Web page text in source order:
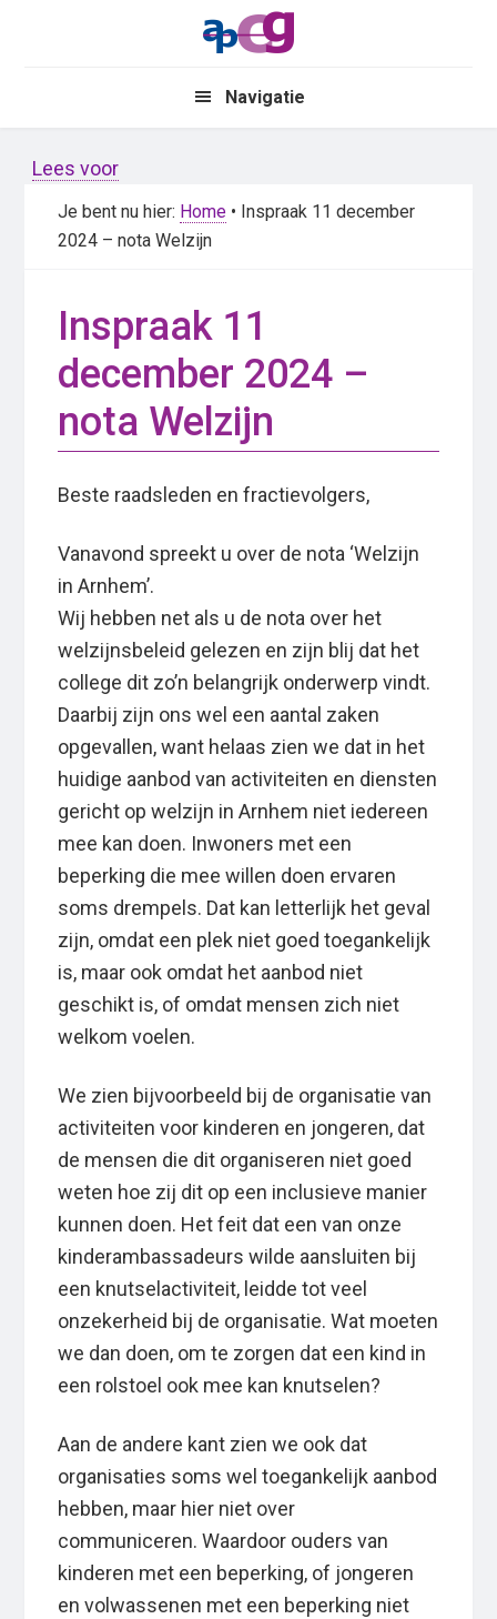
Navigatie
Lees voor
Je bent nu hier: Home • Inspraak 11 december
2024 – nota Welzijn
Inspraak 11
december 2024 –
nota Welzijn
Beste raadsleden en fractievolgers,
Vanavond spreekt u over de nota ‘Welzijn
in Arnhem’.
Wij hebben net als u de nota over het
welzijnsbeleid gelezen en zijn blij dat het
college dit zo’n belangrijk onderwerp vindt.
Daarbij zijn ons wel een aantal zaken
opgevallen, want helaas zien we dat in het
huidige aanbod van activiteiten en diensten
gericht op welzijn in Arnhem niet iedereen
mee kan doen. Inwoners met een
beperking die mee willen doen ervaren
soms drempels. Dat kan letterlijk het geval
zijn, omdat een plek niet goed toegankelijk
is, maar ook omdat het aanbod niet
geschikt is, of omdat mensen zich niet
welkom voelen.
We zien bijvoorbeeld bij de organisatie van
activiteiten voor kinderen en jongeren, dat
de mensen die dit organiseren niet goed
weten hoe zij dit op een inclusieve manier
kunnen doen. Het feit dat een van onze
kinderambassadeurs wilde aansluiten bij
een knutselactiviteit, leidde tot veel
onzekerheid bij de organisatie. Wat moeten
we dan doen, om te zorgen dat een kind in
een rolstoel ook mee kan knutselen?
Aan de andere kant zien we ook dat
organisaties soms wel toegankelijk aanbod
hebben, maar hier niet over
communiceren. Waardoor ouders van
kinderen met een beperking, of jongeren
en volwassenen met een beperking niet